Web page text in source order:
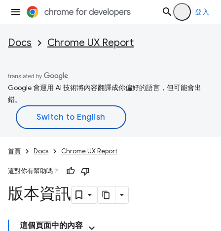
登入
Docs Chrome UX Report
Google 會運用 AI 技術將內容翻譯成你偏好的語言，但可能會出
錯。
首頁 Docs Chrome UX Report
這對你有幫助嗎？
版本資訊
這個頁面中的內容